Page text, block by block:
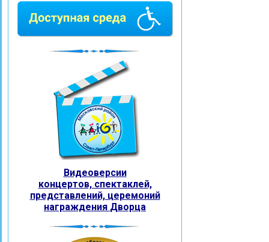
Видеоверсии
концертов, спектаклей,
представлений, церемоний
награждения Дворца